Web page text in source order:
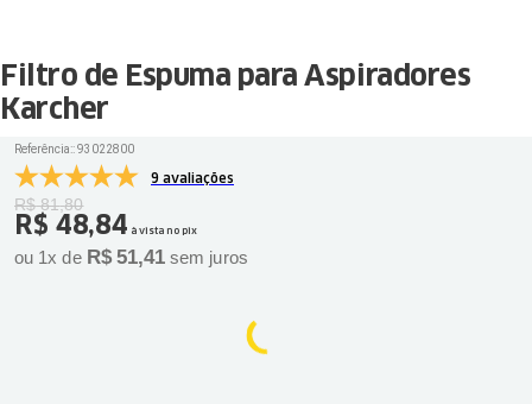
Filtro de Espuma para Aspiradores
Karcher
Referência::93022800
9 avaliações
R$ 81,80
R$ 48,84 à vista no pix
ou 1x de R$ 51,41 sem juros